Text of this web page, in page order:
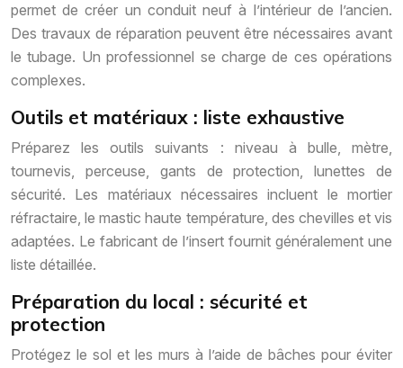
permet de créer un conduit neuf à l’intérieur de l’ancien.
Des travaux de réparation peuvent être nécessaires avant
le tubage. Un professionnel se charge de ces opérations
complexes.
Outils et matériaux : liste exhaustive
Préparez les outils suivants : niveau à bulle, mètre,
tournevis, perceuse, gants de protection, lunettes de
sécurité. Les matériaux nécessaires incluent le mortier
réfractaire, le mastic haute température, des chevilles et vis
adaptées. Le fabricant de l’insert fournit généralement une
liste détaillée.
Préparation du local : sécurité et
protection
Protégez le sol et les murs à l’aide de bâches pour éviter